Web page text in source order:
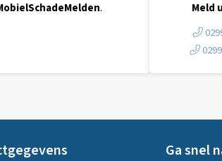
.
Meld
Ga snel